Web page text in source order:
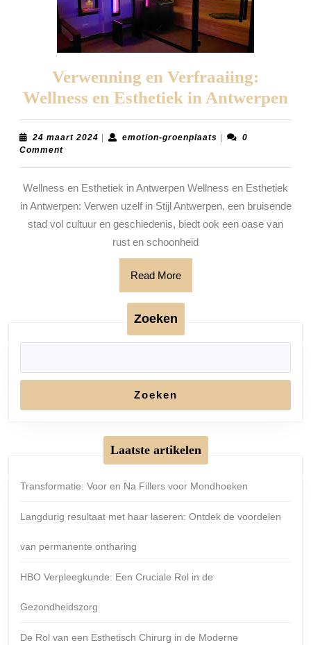
Verwenning en Verfraaiing:
Wellness en Esthetiek in Antwerpen
en
24 maart 2024 24
emotion-groenplaatsemotion-
0
Comment
Wellness en Esthetiek in Antwerpen Wellness en Esthetiek
in Antwerpen: Verwen uzelf in Stijl Antwerpen, een bruisende
stad vol cultuur en geschiedenis, biedt ook een oase van
rust en schoonheid
Read MoreRead
More
Zoeken
Zoeken
Laatste artikelen
Transformatie: Voor en Na Fillers voor Mondhoeken
Langdurig resultaat met haar laseren: Ontdek de voordelen
van permanente ontharing
HBO Verpleegkunde: Een Cruciale Rol in de
Gezondheidszorg
De Rol van een Esthetisch Chirurg in de Moderne